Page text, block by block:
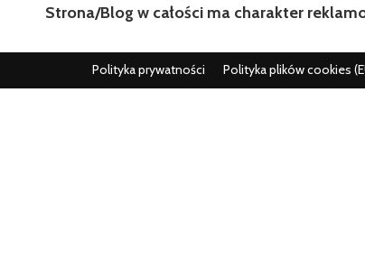
Strona/Blog w całości ma charakter
Polityka prywatności Polityka plików cookies